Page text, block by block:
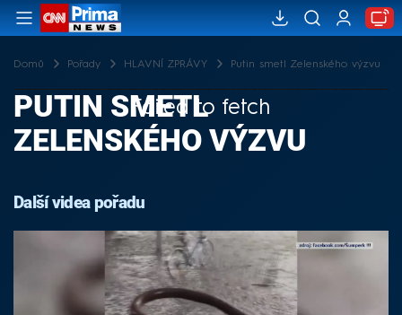
Domů Pořady HLAVNÍ ZPRÁVY Putin smetl Zelenského výzvu
Failed to fetch
PUTIN SMETL
ZELENSKÉHO VÝZVU
Další videa pořadu